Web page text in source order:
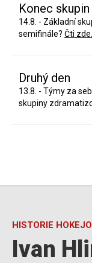
Konec skupin
14.8. - Základní
semifinále? Čti zde.
Druhý den
13.8. - Týmy za
skupiny
HISTORIE
Ivan